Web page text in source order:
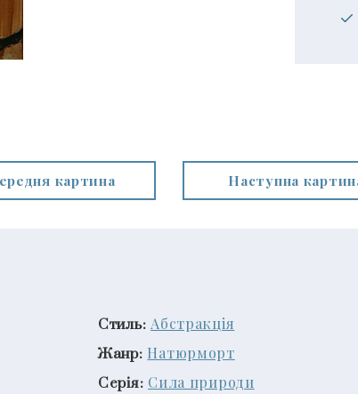
картина Наступна
Стиль: Абстракція
Жанр: Натюрморт
Серія: Сила природи